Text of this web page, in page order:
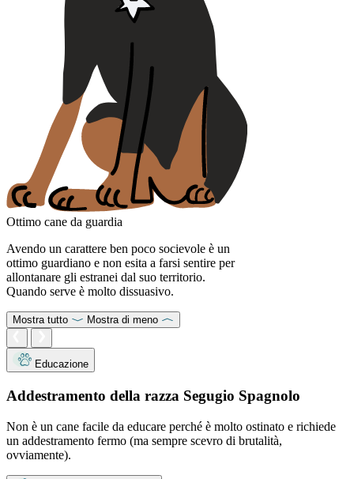
Ottimo cane da guardia
Avendo un carattere ben poco socievole è un
ottimo guardiano e non esita a farsi sentire per
allontanare gli estranei dal suo territorio.
Quando serve è molto dissuasivo.
Mostra tutto Mostra di meno
Educazione
Addestramento della razza Segugio Spagnolo
Non è un cane facile da educare perché è molto ostinato e richiede
un addestramento fermo (ma sempre scevro di brutalità,
ovviamente).